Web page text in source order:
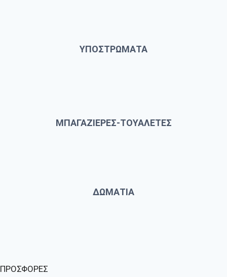
ΥΠΟΣΤΡΩΜΑΤΑ
ΜΠΑΓΑΖΙΕΡΕΣ-ΤΟΥΑΛΕΤΕΣ
ΔΩΜΑΤΙΑ
ΠΡΟΣΦΟΡΕΣ